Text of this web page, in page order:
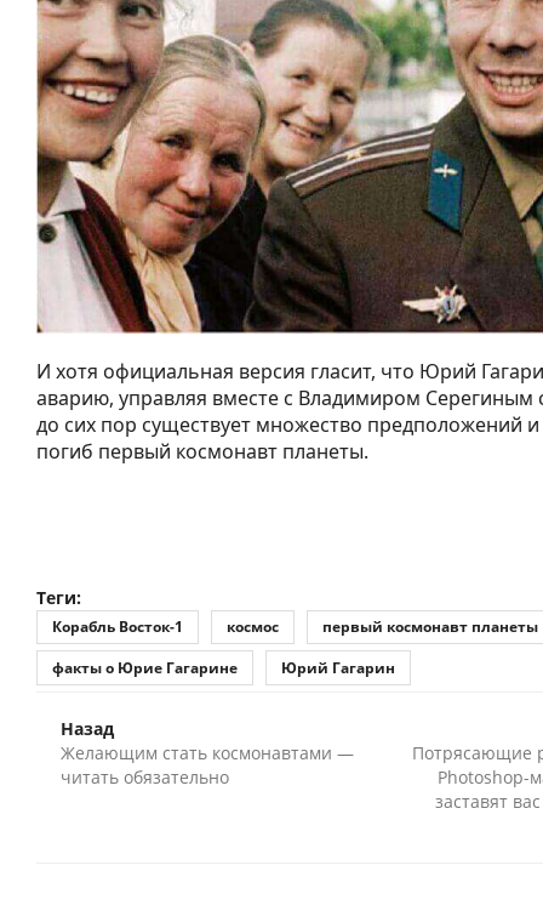
И хотя официальная версия гласит, что Юрий
аварию, управляя вместе с Владимиром Серегиным
до сих пор существует множество предположений
погиб первый космонавт планеты.
Теги:
Корабль Восток-1 космос
первый космонавт планеты
факты о Юрие Гагарине
Юрий Гагарин
Назад
Желающим стать космонавтами —
читать обязательно
Потрясающие
Photoshop-
заставят